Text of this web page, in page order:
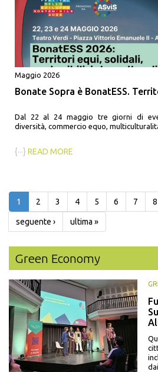
Maggio 2026
Bonate Sopra è BonatESS.
Dal 22 al 24 maggio tre giorni di
diversità, commercio equo,
{···} READ MORE
1 2 3 4 5 6 7 8
seguente › ultima »
Green Economy